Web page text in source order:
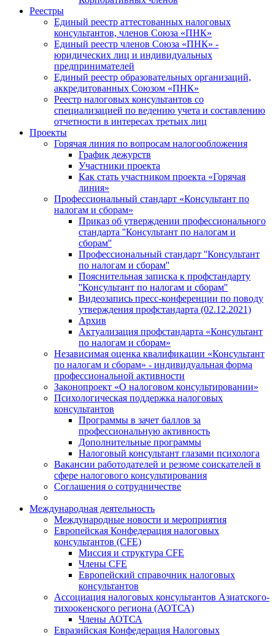
Реестры
Единый реестр аттестованных налоговых
консультантов, членов Союза «ПНК»
Единый реестр членов Союза «ПНК» -
юридических лиц и индивидуальных
предпринимателей
Единый реестр образовательных организаций,
аккредитованных Союзом «ПНК»
Реестр налоговых консультантов со
специализацией по ведению учета и составлению
отчетности в интересах третьих лиц
Проекты
Горячая линия по вопросам налогообложения
График дежурств
Участники проекта
Как стать участником проекта «Горячая
линия»
Профессиональный стандарт «Консультант по
налогам и сборам»
Приказ об утверждении профессионального
стандарта ''Консультант по налогам и
сборам''
Профессиональный стандарт ''Консультант
по налогам и сборам''
Пояснительная записка к профстандарту
''Консультант по налогам и сборам''
Видеозапись пресс-конференции по поводу
утверждения профстандарта (02.12.2021)
Архив
Актуализация профстандарта «Консультант
по налогам и сборам»
Независимая оценка квалификации «Консультант
по налогам и сборам» - индивидуальная форма
профессиональной активности
Законопроект «О налоговом консультировании»
Психологическая поддержка налоговых
консультантов
Программы в зачет баллов за
профессиональную активность
Дополнительные программы
Налоговый консультант глазами психолога
Вакансии работодателей и резюме соискателей в
сфере налогового консультирования
Соглашения о сотрудничестве
Международная деятельность
Международные новости и мероприятия
Европейская Конфедерация налоговых
консультантов (CFE)
Миссия и структура CFE
Члены CFE
Европейский справочник налоговых
консультантов
Ассоциация налоговых консультантов Азиатского-
тихоокенского региона (АОТСА)
Члены АОТСА
Евразийская Конфедерация Налоговых